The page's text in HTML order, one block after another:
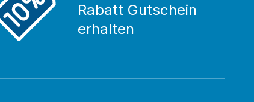
Rabatt Gutschein
erhalten